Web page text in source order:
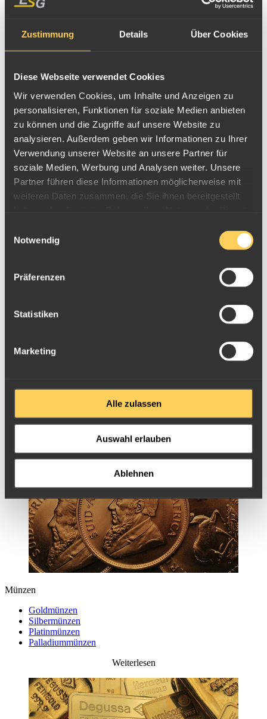
Zustimmung Details Über Cookies
Diese Webseite verwendet Cookies
Wir verwenden Cookies, um Inhalte und Anzeigen zu
personalisieren, Funktionen für soziale Medien anbieten
zu können und die Zugriffe auf unsere Website zu
analysieren. Außerdem geben wir Informationen zu Ihrer
Verwendung unserer Website an unsere Partner für
soziale Medien, Werbung und Analysen weiter. Unsere
Partner führen diese Informationen möglicherweise mit
weiteren Daten zusammen, die Sie ihnen bereitgestellt
Notwendig
Präferenzen
Statistiken
Marketing
Alle zulassen
Auswahl erlauben
Ablehnen
Zahngold
Zahngold
Dentallegierungen
Dentalblättchen
Feilung
Platinschmuck
Edelmetall-Kontakte
Weiterlesen
Münzen
Goldmünzen
Silbermünzen
Platinmünzen
Palladiummünzen
Weiterlesen